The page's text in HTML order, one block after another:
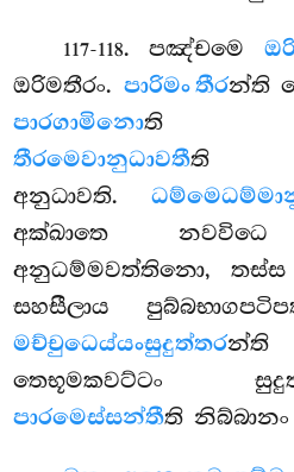
117-118. පඤ්චමෙ
ඔරිමතීරං. පාරිමං තීරන්ති
පාරගාමිනොති
තීරමෙවානුධාවතීති
අනුධාවති. ධම්මෙ
අක්ඛාතෙ නවවිධෙ
අනුධම්මවත්තිනො, තස්ස
සහසීලාය
මච්චුධෙය්යංසුදුත්තරන්ති
තෙභූමකවට්ටං
පාරමෙස්සන්තීති